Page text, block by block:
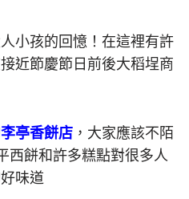
小孩的回憶！在這裡有許
近節慶節日前後大稻埕商
李亭香餅店 ，大家應該不陌
西餅和許多糕點對很多人
味道